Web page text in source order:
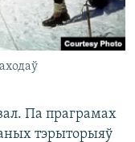
Па праграмах
тэрыторыяў